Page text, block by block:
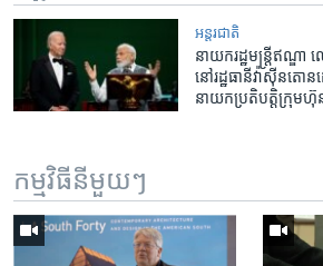
អន្តរជាតិ
នាយក​រដ្ឋមន្ត្រី​ឥណ្ឌ
នៅ​រដ្ឋធានី​វ៉ាស៊ីនតោ
នាយក​ប្រតិបត្តិ​ក្រុមហ៊ុន​
កម្មវិធី​នីមួយៗ